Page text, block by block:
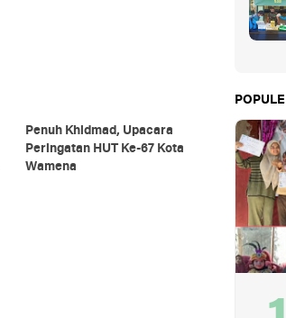
Penuh Khidmad, Upacara
Peringatan HUT Ke-67 Kota
Wamena